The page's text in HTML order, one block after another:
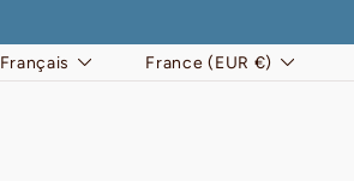
LANGUE
Français DEVISE
France (EUR €)